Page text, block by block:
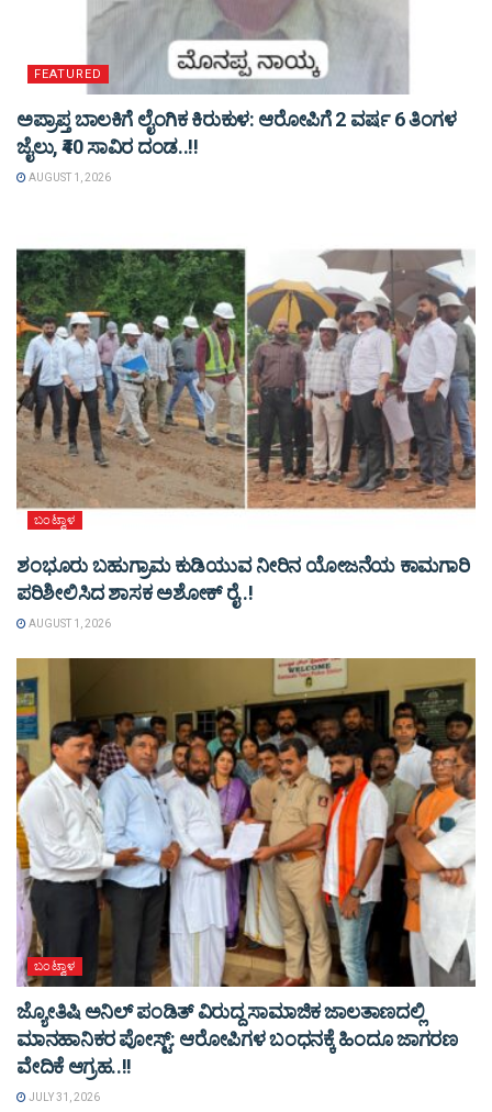
FEATURED
ಅಪ್ರಾಪ್ತ ಬಾಲಕಿಗೆ ಲೈಂಗಿಕ ಕಿರುಕುಳ: ಆರೋಪಿಗೆ 2 ವರ್ಷ 6 ತಿಂಗಳ
ಜೈಲು, ₹40 ಸಾವಿರ ದಂಡ..!!
AUGUST 1, 2026
ಬಂಟ್ವಾಳ
ಶಂಭೂರು ಬಹುಗ್ರಾಮ ಕುಡಿಯುವ ನೀರಿನ ಯೋಜನೆಯ ಕಾಮಗಾರಿ
ಪರಿಶೀಲಿಸಿದ ಶಾಸಕ ಅಶೋಕ್ ರೈ..!
AUGUST 1, 2026
ಬಂಟ್ವಾಳ
ಜ್ಯೋತಿಷಿ ಅನಿಲ್ ಪಂಡಿತ್ ವಿರುದ್ದ ಸಾಮಾಜಿಕ ಜಾಲತಾಣದಲ್ಲಿ
ಮಾನಹಾನಿಕರ ಪೋಸ್ಟ್: ಆರೋಪಿಗಳ ಬಂಧನಕ್ಕೆ ಹಿಂದೂ ಜಾಗರಣ
ವೇದಿಕೆ ಆಗ್ರಹ..!!
JULY 31, 2026